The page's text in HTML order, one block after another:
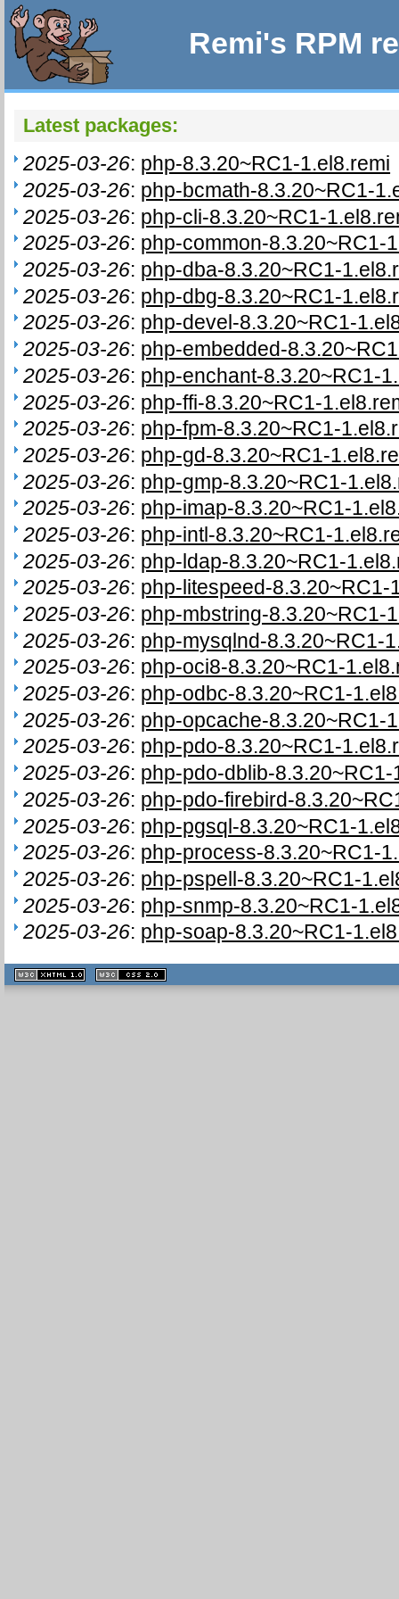
Remi's RPM
Latest packages:
2025-03-26: php-8.3.20~RC1-1.el8.remi
2025-03-26: php-bcmath-8.3.20~RC1-
2025-03-26: php-cli-8.3.20~RC1-
2025-03-26: php-common-8.3.20~RC1-
2025-03-26: php-dba-8.3.20~RC1-
2025-03-26: php-dbg-8.3.20~RC1-
2025-03-26: php-devel-8.3.20~RC1-
2025-03-26: php-embedded-
2025-03-26: php-enchant-8.3.20~RC1-
2025-03-26: php-ffi-8.3.20~RC1-
2025-03-26: php-fpm-8.3.20~RC1-
2025-03-26: php-gd-8.3.20~RC1-
2025-03-26: php-gmp-8.3.20~RC1-
2025-03-26: php-imap-8.3.20~RC1-
2025-03-26: php-intl-8.3.20~RC1-
2025-03-26: php-ldap-8.3.20~RC1-
2025-03-26: php-litespeed-8.3.20~RC1-
2025-03-26: php-mbstring-8.3.20~RC1-
2025-03-26: php-mysqlnd-8.3.20~RC1-
2025-03-26: php-oci8-8.3.20~RC1-
2025-03-26: php-odbc-8.3.20~RC1-
2025-03-26: php-opcache-8.3.20~RC1-
2025-03-26: php-pdo-8.3.20~RC1-
2025-03-26: php-pdo-dblib-8.3.20~RC1-
2025-03-26: php-pdo-firebird-
2025-03-26: php-pgsql-8.3.20~RC1-
2025-03-26: php-process-8.3.20~RC1-
2025-03-26: php-pspell-8.3.20~RC1-
2025-03-26: php-snmp-8.3.20~RC1-
2025-03-26: php-soap-8.3.20~RC1-
XHTML
1.1 valide
2.0 valide